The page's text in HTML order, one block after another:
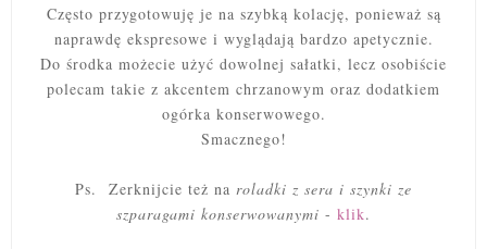
Często przygotowuję je na szybką kolację, ponieważ są
naprawdę ekspresowe i wyglądają bardzo apetycznie.
Do środka możecie użyć dowolnej sałatki, lecz osobiście
polecam takie z akcentem chrzanowym oraz dodatkiem
ogórka konserwowego.
Smacznego!
Ps. Zerknijcie też na roladki z sera i szynki ze
szparagami konserwowanymi - klik.